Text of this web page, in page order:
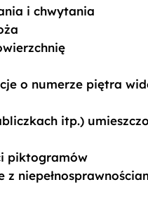
i chwytania
o numerze piętra
itp.)
piktogramów